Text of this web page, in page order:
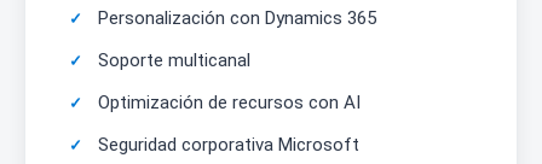
Personalización con Dynamics 365
Soporte multicanal
Optimización de recursos con AI
Seguridad corporativa Microsoft